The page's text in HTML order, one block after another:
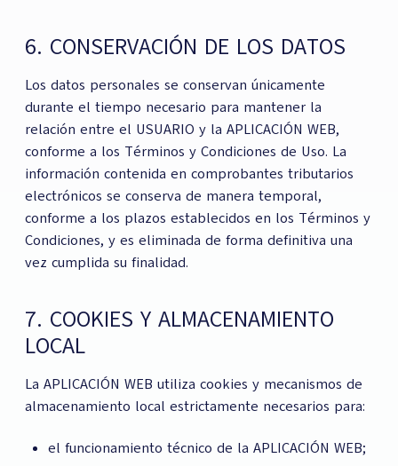
6. CONSERVACIÓN DE LOS DATOS
Los datos personales se conservan únicamente
durante el tiempo necesario para mantener la
relación entre el USUARIO y la APLICACIÓN WEB,
conforme a los Términos y Condiciones de Uso. La
información contenida en comprobantes tributarios
electrónicos se conserva de manera temporal,
conforme a los plazos establecidos en los Términos y
Condiciones, y es eliminada de forma definitiva una
vez cumplida su finalidad.
7. COOKIES Y ALMACENAMIENTO
LOCAL
La APLICACIÓN WEB utiliza cookies y mecanismos de
almacenamiento local estrictamente necesarios para:
el funcionamiento técnico de la APLICACIÓN WEB;